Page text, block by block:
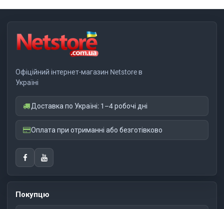
Офіційний інтернет-магазин Netstore в
Україні
Доставка по Україні: 1–4 робочі дні
Оплата при отриманні або безготівково
Покупцю